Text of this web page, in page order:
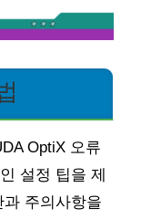
OptiX 오류
설정 팁을 제
주의사항을